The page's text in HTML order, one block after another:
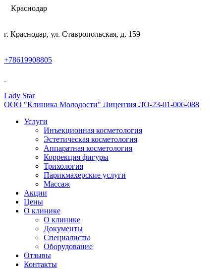
Краснодар
г. Краснодар, ул. Ставропольская, д. 159
+78619908805
Lady Star
ООО "Клиника Молодости" Лицензия ЛО-23-01-006-088
Услуги
Инъекционная косметология
Эстетическая косметология
Аппаратная косметология
Коррекция фигуры
Трихология
Парикмахерские услуги
Массаж
Акции
Цены
О клинике
О клинике
Документы
Специалисты
Оборудование
Отзывы
Контакты